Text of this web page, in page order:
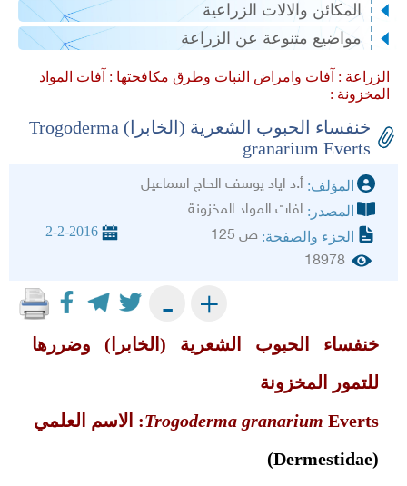
المكائن والالات الزراعية
مواضيع متنوعة عن الزراعة
الزراعة : آفات وامراض النبات وطرق مكافحتها : آفات المواد
المخزونة :
خنفساء الحبوب الشعرية (الخابرا) Trogoderma
granarium Everts
المؤلف: أ.د اياد يوسف الحاج اسماعيل
المصدر: افات المواد المخزونة
الجزء والصفحة: ص 125 2-2-2016
18978
+
-
خنفساء الحبوب الشعرية (الخابرا) وضررها
للتمور المخزونة
Trogoderma granarium Everts: الاسم العلمي
(Dermestidae)